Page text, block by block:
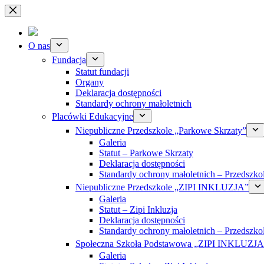
Przejdź
do
treści
O nas
Fundacja
Statut fundacji
Organy
Deklaracja dostępności
Standardy ochrony małoletnich
Placówki Edukacyjne
Niepubliczne Przedszkole „Parkowe Skrzaty”
Galeria
Statut – Parkowe Skrzaty
Deklaracja dostępności
Standardy ochrony małoletnich –
Niepubliczne Przedszkole „ZIPI INKLUZJA”
Galeria
Statut – Zipi Inkluzja
Deklaracja dostępności
Standardy ochrony małoletnich –
Społeczna Szkoła Podstawowa „ZIPI
Galeria